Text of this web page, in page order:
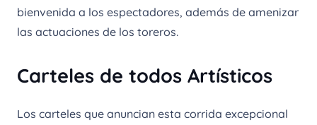
bienvenida a los espectadores, además de amenizar
las actuaciones de los toreros.
Carteles de todos Artísticos
Los carteles que anuncian esta corrida excepcional